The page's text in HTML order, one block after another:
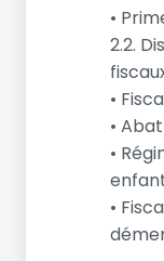
•
2.2.
•
•
•
•